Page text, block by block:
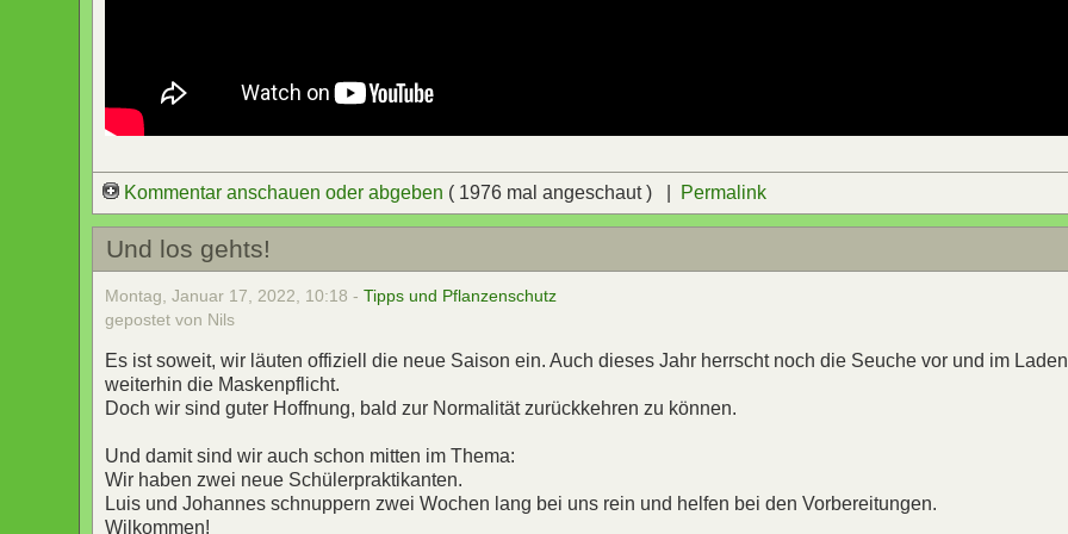
Kommentar anschauen oder abgeben ( 1976 mal angeschaut ) | Permalink
Und los gehts!
Montag, Januar 17, 2022, 10:18 -Tipps und Pflanzenschutz
gepostet von Nils
Es ist soweit, wir läuten offiziell die neue Saison ein. Auch dieses Jahr herrscht noch die Seuche vor und im
weiterhin die Maskenpflicht.
Doch wir sind guter Hoffnung, bald zur Normalität zurückkehren zu können.
Und damit sind wir auch schon mitten im Thema:
Wir haben zwei neue Schülerpraktikanten.
Luis und Johannes schnuppern zwei Wochen lang bei uns rein und helfen bei den Vorbereitungen.
Wilkommen!